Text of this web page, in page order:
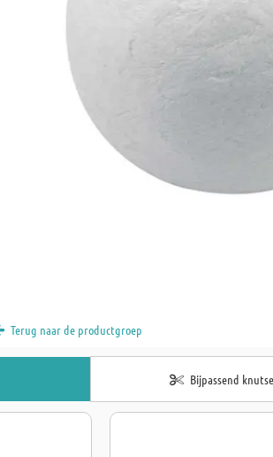
Terug naar de productgroep
Bijpassend